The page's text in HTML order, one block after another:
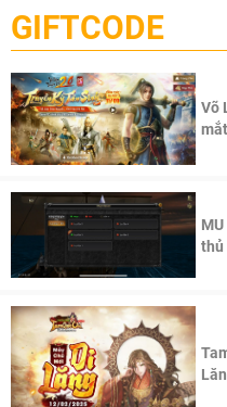
cầu, theo giấy phép
Pocketpair, Inc.
GIFTCODE
Võ
thủ